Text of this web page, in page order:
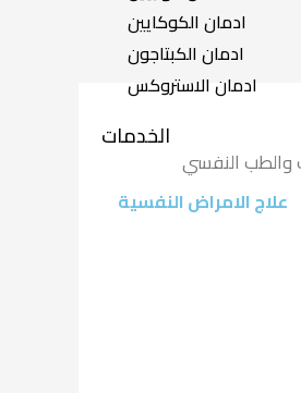
ادمان الكوكايين
ادمان الكبتاجون
ادمان الاستروكس
الخدمات
علاج الامراض النفسية
والطب النفسي